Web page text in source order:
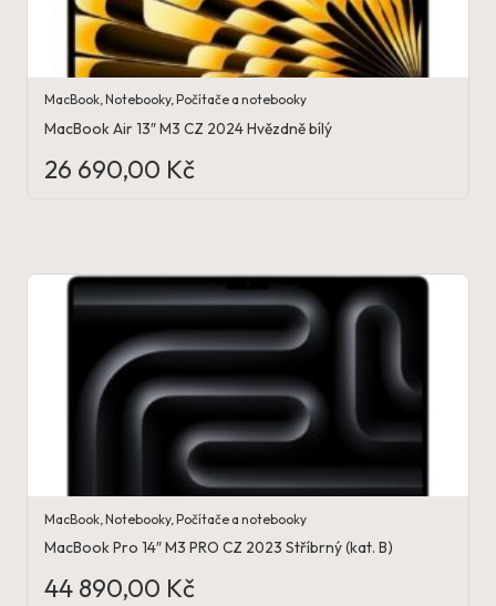
MacBook,Notebooky,Počítače a notebooky
MacBook Air 13″ M3 CZ 2024 Hvězdně bílý
26 690,00 Kč
MacBook ,Notebooky,Počítače a notebooky
MacBook Pro 14″ M3 PRO CZ 2023 Stříbrný (kat. B)
44 890,00 Kč